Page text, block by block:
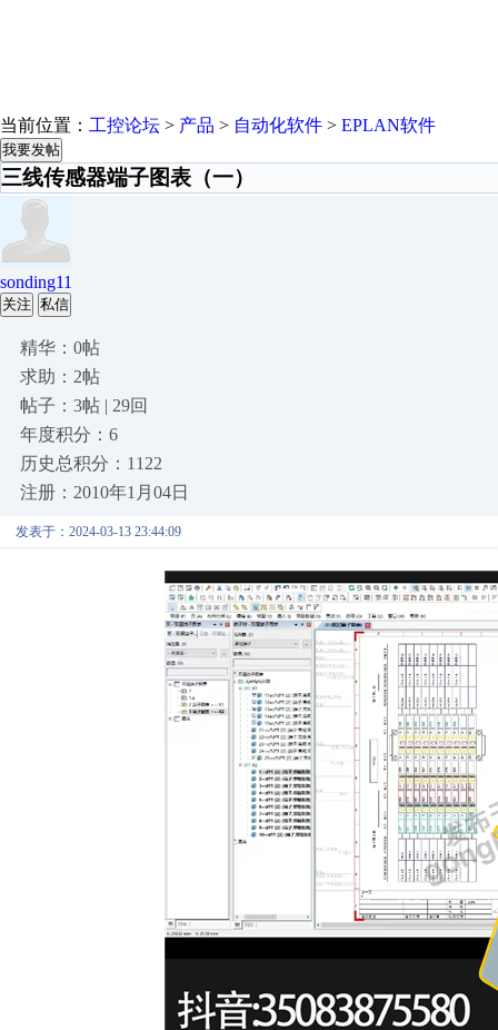
当前位置： 工控论坛 > 产品 > 自动化软件 > EPLAN软件
我要发帖
三线传感器端子图表（一）
sonding11
关注 私信
精华：0帖
求助：2帖
帖子：3帖 | 29回
年度积分：6
历史总积分：1122
注册：2010年1月04日
发表于：2024-03-13 23:44:09